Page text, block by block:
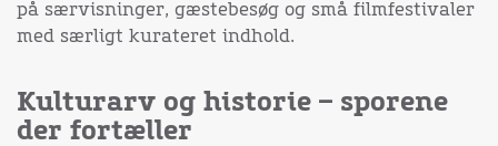
på særvisninger, gæstebesøg og små filmfestivaler
med særligt kurateret indhold.
Kulturarv og historie – sporene
der fortæller